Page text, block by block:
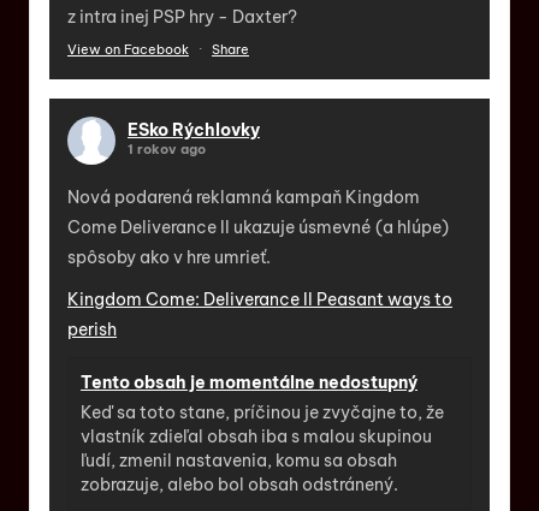
z intra inej PSP hry - Daxter?
View on Facebook · Share
ESko Rýchlovky
1 rokov ago
Nová podarená reklamná kampaň Kingdom
Come Deliverance II ukazuje úsmevné (a hlúpe)
spôsoby ako v hre umrieť.
Kingdom Come: Deliverance II Peasant ways to
perish
Tento obsah je momentálne nedostupný
Keď sa toto stane, príčinou je zvyčajne to, že
vlastník zdieľal obsah iba s malou skupinou
ľudí, zmenil nastavenia, komu sa obsah
zobrazuje, alebo bol obsah odstránený.